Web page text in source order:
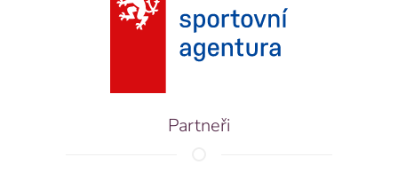
Partneři